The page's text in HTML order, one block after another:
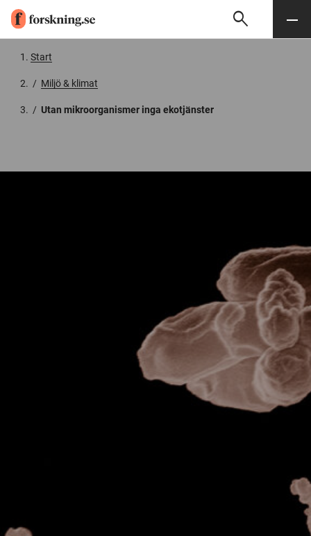
Söksearch Meny
Start
/ Miljö & klimat
/ Utan mikroorganismer inga ekotjänster